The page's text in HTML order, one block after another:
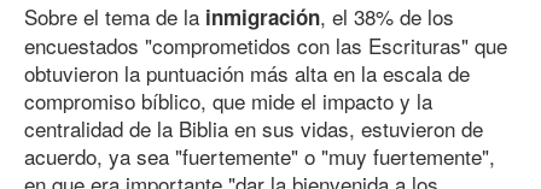
Sobre el tema de la inmigración, el 38% de los
encuestados "comprometidos con las Escrituras" que
obtuvieron la puntuación más alta en la escala de
compromiso bíblico, que mide el impacto y la
centralidad de la Biblia en sus vidas, estuvieron de
acuerdo, ya sea "fuertemente" o "muy fuertemente",